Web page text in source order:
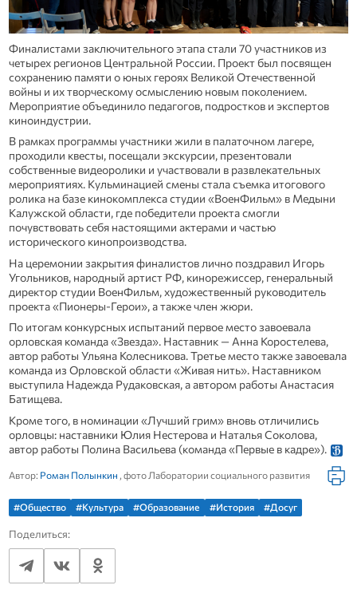
Финалистами заключительного этапа стали 70 участников из
четырех регионов Центральной России. Проект был посвящен
сохранению памяти о юных героях Великой Отечественной
войны и их творческому осмыслению новым поколением.
Мероприятие объединило педагогов, подростков и экспертов
киноиндустрии.
В рамках программы участники жили в палаточном лагере,
проходили квесты, посещали экскурсии, презентовали
собственные видеоролики и участвовали в развлекательных
мероприятиях. Кульминацией смены стала съемка итогового
ролика на базе кинокомплекса студии «ВоенФильм» в Медыни
Калужской области, где победители проекта смогли
почувствовать себя настоящими актерами и частью
исторического кинопроизводства.
На церемонии закрытия финалистов лично поздравил Игорь
Угольников, народный артист РФ, кинорежиссер, генеральный
директор студии ВоенФильм, художественный руководитель
проекта «Пионеры-Герои», а также член жюри.
По итогам конкурсных испытаний первое место завоевала
орловская команда «Звезда». Наставник — Анна Коростелева,
автор работы Ульяна Колесникова. Третье место также завоевала
команда из Орловской области «Живая нить». Наставником
выступила Надежда Рудаковская, а автором работы Анастасия
Батищева.
Кроме того, в номинации «Лучший грим» вновь отличились
орловцы: наставники Юлия Нестерова и Наталья Соколова,
автор работы Полина Васильева (команда «Первые в кадре»).
Автор: Роман Полынкин , фото Лаборатории социального развития
#Общество #Культура #Образование #История #Досуг
Поделиться: